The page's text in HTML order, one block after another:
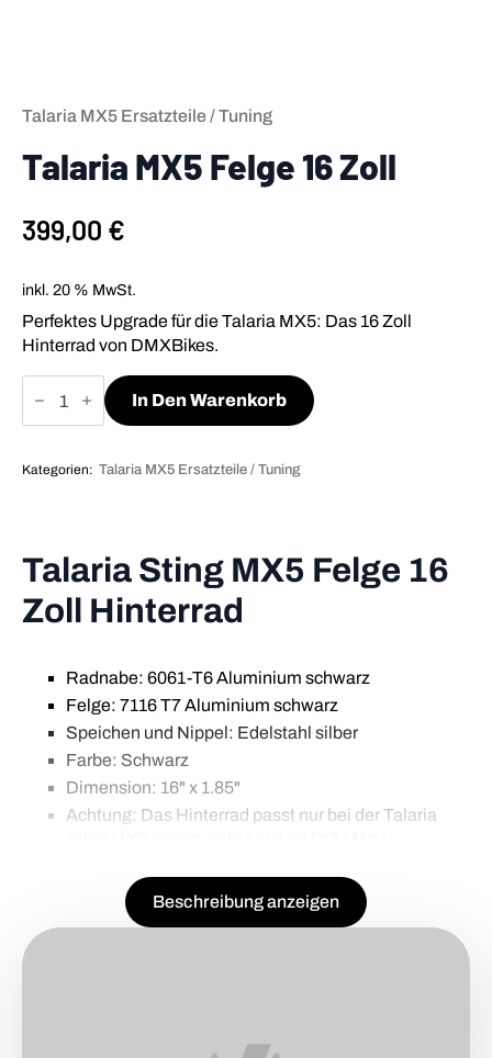
Talaria MX5 Ersatzteile / Tuning
Talaria MX5 Felge 16 Zoll
399,00 €
inkl. 20 % MwSt.
Perfektes Upgrade für die Talaria MX5: Das 16 Zoll
Hinterrad von DMXBikes.
Talaria
MX5
Menge
In Den Warenkorb
Kategorien: Talaria MX5 Ersatzteile / Tuning
Talaria Sting MX5 Felge 16
Zoll Hinterrad
Radnabe: 6061-T6 Aluminium schwarz
Felge: 7116 T7 Aluminium schwarz
Speichen und Nippel: Edelstahl silber
Farbe: Schwarz
Dimension: 16" x 1.85"
Achtung: Das Hinterrad passt nur bei der Talaria
Beschreibung anzeigen